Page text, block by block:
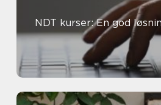
NDT kurser: En god